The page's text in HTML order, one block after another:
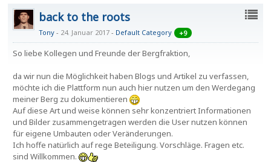
back to the roots
Tony 24. Januar 2017 - Default Category +9
So liebe Kollegen und Freunde der Bergfraktion,
da wir nun die Möglichkeit haben Blogs und Artikel zu verfassen,
möchte ich die Plattform nun auch hier nutzen um den Werdegang
meiner Berg zu dokumentieren
Auf diese Art und weise können sehr konzentriert Informationen
und Bilder zusammengetragen werden die User nutzen können
für eigene Umbauten oder Veränderungen.
Ich hoffe natürlich auf rege Beteiligung. Vorschläge. Fragen etc.
sind Willkommen.